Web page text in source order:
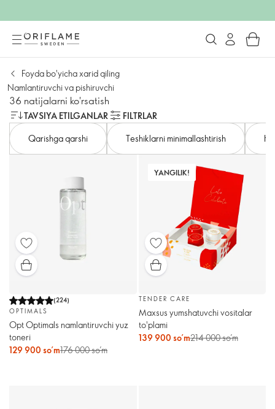
Foyda bo'yicha xarid qiling
Namlantiruvchi va pishiruvchi
36 natijalarni ko'rsatish
TAVSIYA ETILGANLAR
FILTRLAR
Qarishga qarshi
Teshiklarni minimallashtirish
(224)
OPTIMALS
Opt Optimals namlantiruvchi yuz
toneri
129 900 so’m176 000 so’m
YANGILIK!
TENDER CARE
Maxsus yumshatuvchi vositalar
to'plami
139 900 so’m214 000 so’m